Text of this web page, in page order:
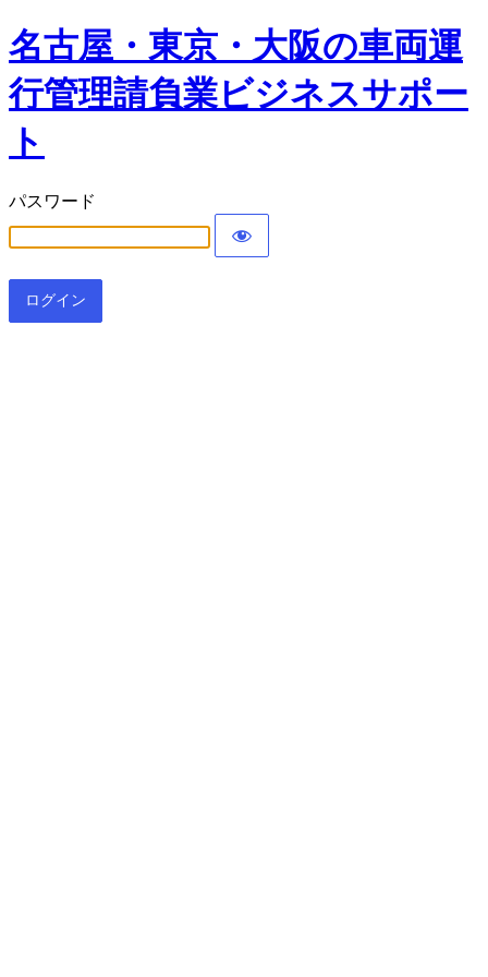
名古屋・東京・大阪の車両運
行管理請負業ビジネスサポー
ト
パスワード